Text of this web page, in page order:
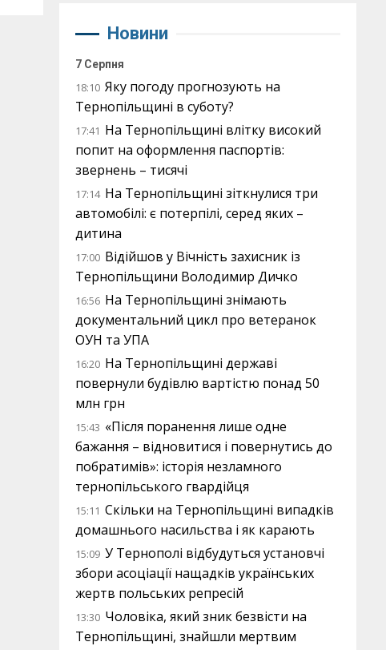
Новини
7 Серпня
18:10 Яку погоду прогнозують на
Тернопільщині в суботу?
17:41 На Тернопільщині влітку високий
попит на оформлення паспортів:
звернень – тисячі
17:14 На Тернопільщині зіткнулися три
автомобілі: є потерпілі, серед яких –
дитина
17:00 Відійшов у Вічність захисник із
Тернопільщини Володимир Дичко
16:56 На Тернопільщині знімають
документальний цикл про ветеранок
ОУН та УПА
16:20 На Тернопільщині державі
повернули будівлю вартістю понад 50
млн грн
15:43 «Після поранення лише одне
бажання – відновитися і повернутись до
побратимів»: історія незламного
тернопільського гвардійця
15:11 Скільки на Тернопільщині випадків
домашнього насильства і як карають
15:09 У Тернополі відбудуться установчі
збори асоціації нащадків українських
жертв польських репресій
13:30 Чоловіка, який зник безвісти на
Тернопільщині, знайшли мертвим